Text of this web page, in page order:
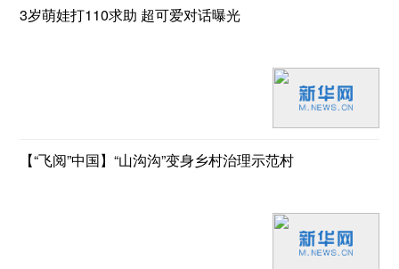
3岁萌娃打110求助 超可爱对话曝光
【“飞阅”中国】“山沟沟”变身乡村治理示范村